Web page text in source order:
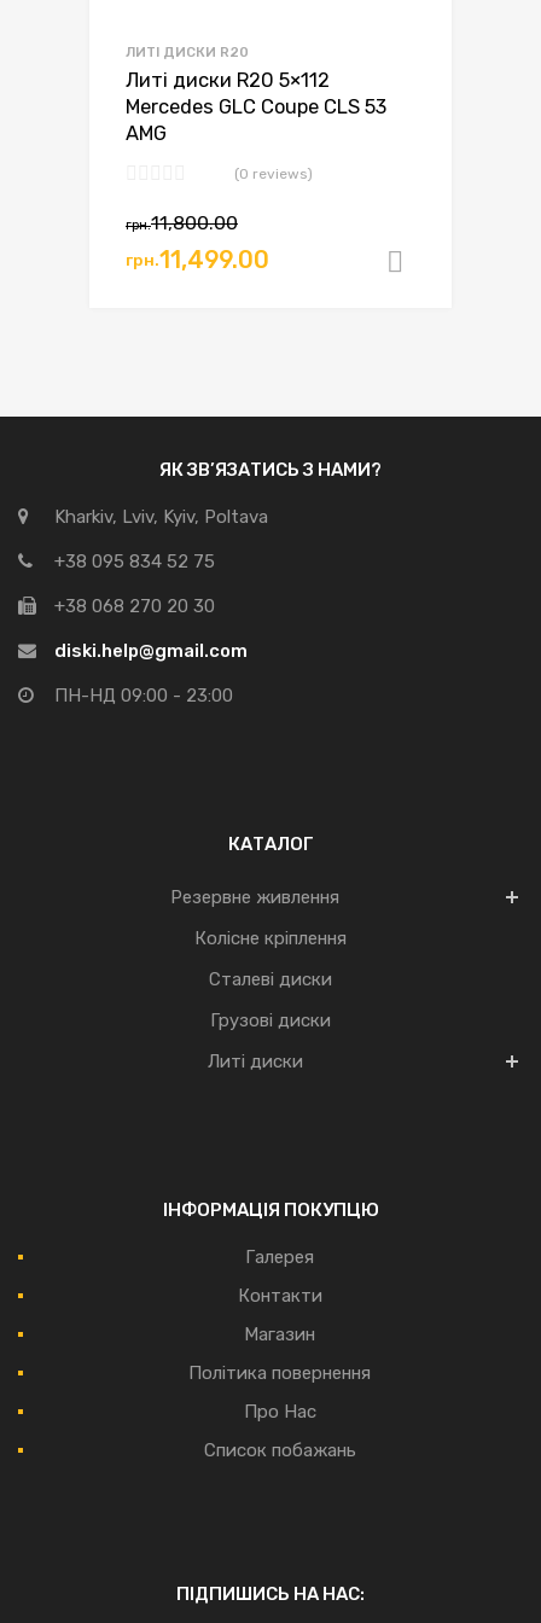
ЛИТІ ДИСКИ R20
Литі диски R20 5×112
Mercedes GLC Coupe CLS 53
AMG
(0 reviews)
грн.11,800.00
грн.11,499.00
ЯК ЗВ’ЯЗАТИСЬ З НАМИ?
Kharkiv, Lviv, Kyiv, Poltava
+38 095 834 52 75
+38 068 270 20 30
diski.help@gmail.com
ПН-НД 09:00 - 23:00
КАТАЛОГ
Резервне живлення
Колісне кріплення
Сталеві диски
Грузові диски
Литі диски
ІНФОРМАЦІЯ ПОКУПЦЮ
Галерея
Контакти
Магазин
Політика повернення
Про Нас
Список побажань
ПІДПИШИСЬ НА НАС: